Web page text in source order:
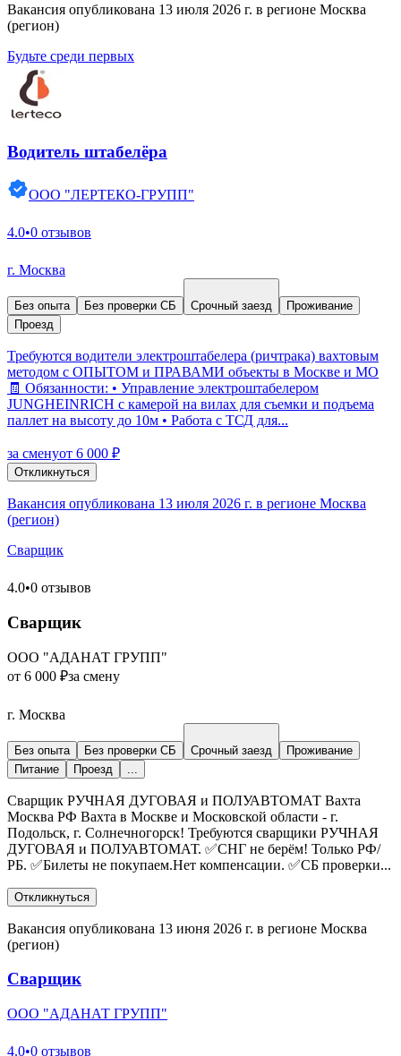
Вакансия опубликована 13 июля 2026 г. в регионе Москва
(регион)
Будьте среди первых
Водитель штабелёра
ООО "ЛЕРТЕКО-ГРУПП"
4.0•0 отзывов
г. Москва
Без опыта Без проверки СБ Срочный заезд
Проживание
Проезд
Требуются водители электроштабелера (ричтрака) вахтовым
методом с ОПЫТОМ и ПРАВАМИ объекты в Москве и МО
🧾 Обязанности: • Управление электроштабелером
JUNGHEINRICH с камерой на вилах для съемки и подъема
паллет на высоту до 10м • Работа с ТСД для...
за сменуот 6 000 ₽
Откликнуться
Вакансия опубликована 13 июля 2026 г. в регионе Москва
(регион)
Сварщик
4.0•0 отзывов
Сварщик
ООО "АДАНАТ ГРУПП"
от 6 000 ₽за смену
г. Москва
Без опыта Без проверки СБ Срочный заезд
Проживание
Питание
Проезд
Сварщик РУЧНАЯ ДУГОВАЯ и ПОЛУАВТОМАТ Вахта
Москва РФ Вахта в Москве и Московской области - г.
Подольск, г. Солнечногорск! Требуются сварщики РУЧНАЯ
ДУГОВАЯ и ПОЛУАВТОМАТ. ✅СНГ не берём! Только РФ/
РБ. ✅Билеты не покупаем.Нет компенсации. ✅СБ проверки...
Откликнуться
Вакансия опубликована 13 июня 2026 г. в регионе Москва
(регион)
Сварщик
ООО "АДАНАТ ГРУПП"
4.0•0 отзывов